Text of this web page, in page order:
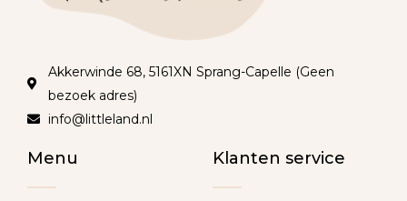
Akkerwinde 68, 5161XN Sprang-Capelle (Geen
bezoek adres)
info@littleland.nl
Menu Klanten service